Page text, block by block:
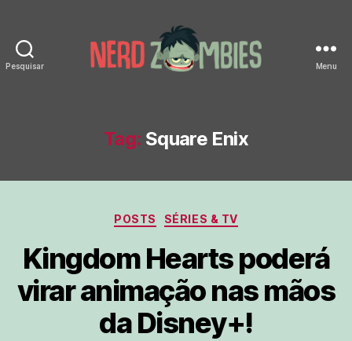
Pesquisar Menu
Tag: Square Enix
Categorias
POSTS SÉRIES & TV
Kingdom Hearts poderá
virar animação nas mãos
da Disney+!